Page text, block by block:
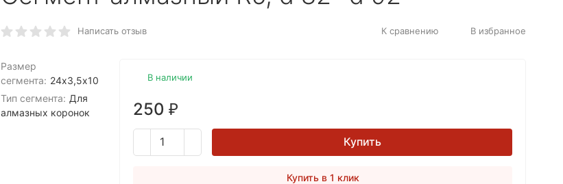
Написать отзыв К сравнению В избранное
Размер
сегмента: 24х3,5х10
Тип сегмента: Для
алмазных коронок
В наличии
250₽
Купить
Купить в 1 клик